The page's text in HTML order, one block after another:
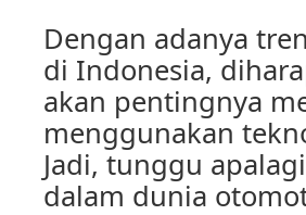
Dengan adanya
di Indonesia,
akan pentingnya
menggunakan
Jadi, tunggu
dalam dunia